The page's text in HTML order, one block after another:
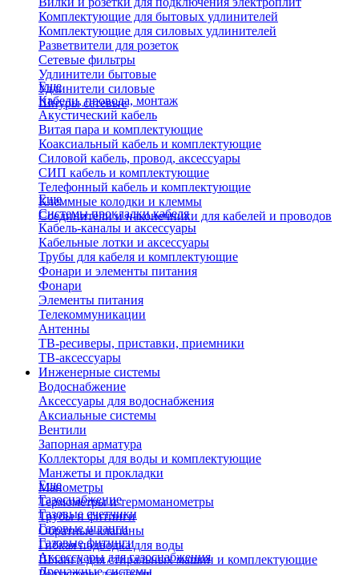
Комплектующие для бытовых удлинителей
Комплектующие для силовых удлинителей
Разветвители для розеток
Сетевые фильтры
Удлинители бытовые
Удлинители силовые
Шнуры сетевые
Еще
Кабели, провода, монтаж
Акустический кабель
Витая пара и комплектующие
Коаксиальный кабель и комплектующие
Силовой кабель, провод, аксессуары
СИП кабель и комплектующие
Телефонный кабель и комплектующие
Клеммные колодки и клеммы
Соединители и наконечники для кабелей и проводов
Еще
Системы прокладки кабеля
Кабель-каналы и аксессуары
Кабельные лотки и аксессуары
Трубы для кабеля и комплектующие
Фонари и элементы питания
Фонари
Элементы питания
Телекоммуникации
Антенны
ТВ-ресиверы, приставки, приемники
ТВ-аксессуары
Инженерные системы
Водоснабжение
Аксессуары для водоснабжения
Аксиальные системы
Вентили
Запорная арматура
Коллекторы для воды и комплектующие
Манжеты и прокладки
Манометры
Термометры и термоманометры
Трубы и фитинги
Обратные клапаны
Гибкая подводка для воды
Шланги для стиральных машин и комплектующие
Еще
Газоснабжение
Газовые счетчики
Газовые шланги
Газовые фитинги
Аксессуары для газоснабжения
Дренажные системы